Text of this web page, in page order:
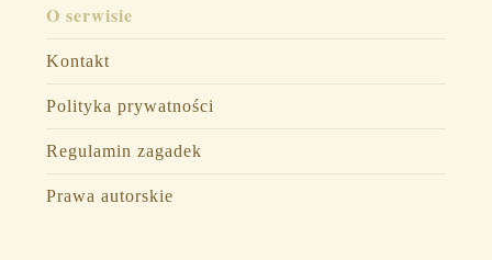
O serwisie
Kontakt
Polityka prywatności
Regulamin zagadek
Prawa autorskie